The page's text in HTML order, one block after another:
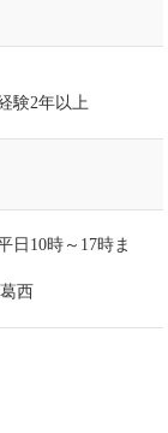
験2年以上
10時～17時ま
西